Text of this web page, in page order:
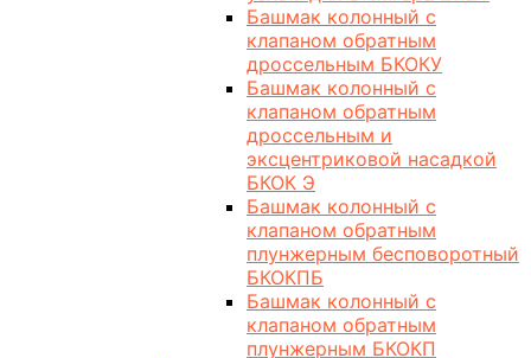
Башмак колонный с
клапаном обратным
дроссельным БКОКУ
Башмак колонный с
клапаном обратным
дроссельным и
эксцентриковой насадкой
БКОК Э
Башмак колонный с
клапаном обратным
плунжерным бесповоротный
БКОКПБ
Башмак колонный с
клапаном обратным
плунжерным БКОКП